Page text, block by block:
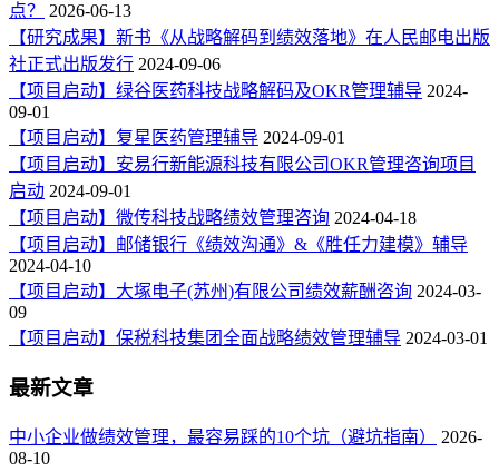
点？
2026-06-13
【研究成果】新书《从战略解码到绩效落地》在人民邮电出版
社正式出版发行 2024-09-06
【项目启动】绿谷医药科技战略解码及OKR管理辅导 2024-
09-01
【项目启动】复星医药管理辅导 2024-09-01
【项目启动】安易行新能源科技有限公司OKR管理咨询项目
启动 2024-09-01
【项目启动】微传科技战略绩效管理咨询 2024-04-18
【项目启动】邮储银行《绩效沟通》&《胜任力建模》辅导
2024-04-10
【项目启动】大塚电子(苏州)有限公司绩效薪酬咨询 2024-03-
09
【项目启动】保税科技集团全面战略绩效管理辅导 2024-03-01
最新文章
中小企业做绩效管理，最容易踩的10个坑（避坑指南）
2026-
08-10